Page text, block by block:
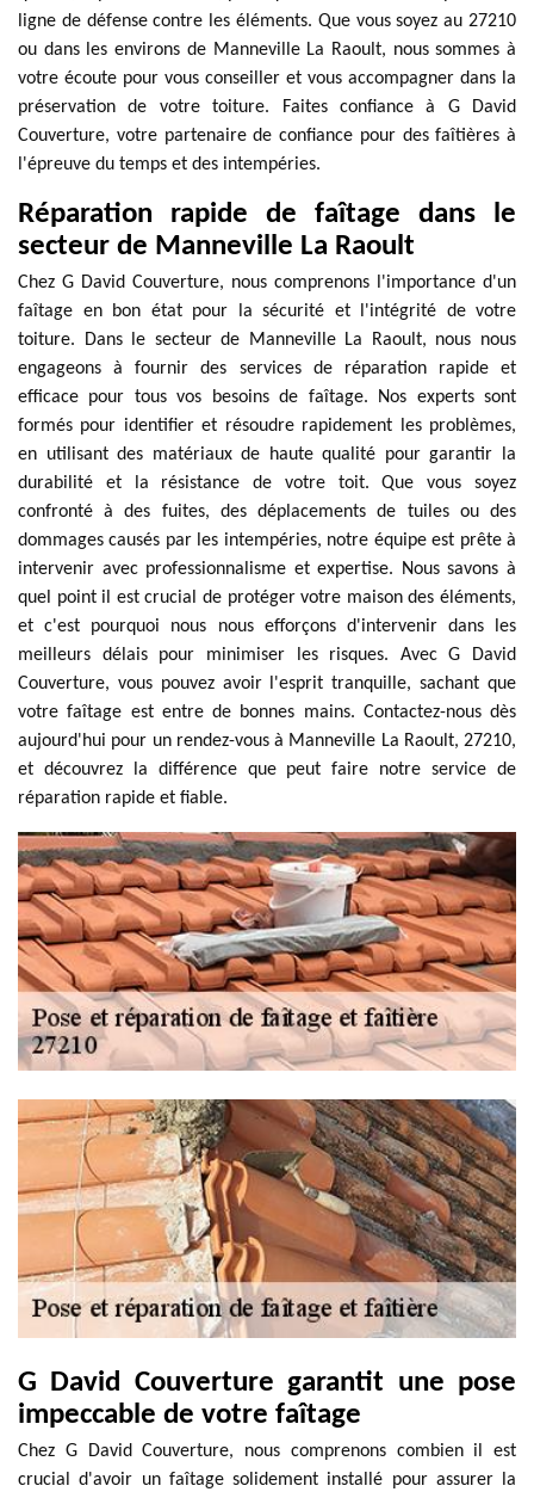
ligne de défense contre les éléments. Que vous soyez au 27210
ou dans les environs de Manneville La Raoult, nous sommes à
votre écoute pour vous conseiller et vous accompagner dans la
préservation de votre toiture. Faites confiance à G David
Couverture, votre partenaire de confiance pour des faîtières à
l'épreuve du temps et des intempéries.
Réparation rapide de faîtage dans le
secteur de Manneville La Raoult
Chez G David Couverture, nous comprenons l'importance d'un
faîtage en bon état pour la sécurité et l'intégrité de votre
toiture. Dans le secteur de Manneville La Raoult, nous nous
engageons à fournir des services de réparation rapide et
efficace pour tous vos besoins de faîtage. Nos experts sont
formés pour identifier et résoudre rapidement les problèmes,
en utilisant des matériaux de haute qualité pour garantir la
durabilité et la résistance de votre toit. Que vous soyez
confronté à des fuites, des déplacements de tuiles ou des
dommages causés par les intempéries, notre équipe est prête à
intervenir avec professionnalisme et expertise. Nous savons à
quel point il est crucial de protéger votre maison des éléments,
et c'est pourquoi nous nous efforçons d'intervenir dans les
meilleurs délais pour minimiser les risques. Avec G David
Couverture, vous pouvez avoir l'esprit tranquille, sachant que
votre faîtage est entre de bonnes mains. Contactez-nous dès
aujourd'hui pour un rendez-vous à Manneville La Raoult, 27210,
et découvrez la différence que peut faire notre service de
réparation rapide et fiable.
G David Couverture garantit une pose
impeccable de votre faîtage
Chez G David Couverture, nous comprenons combien il est
crucial d'avoir un faîtage solidement installé pour assurer la